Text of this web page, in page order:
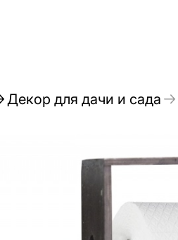
Декор для дачи и сада